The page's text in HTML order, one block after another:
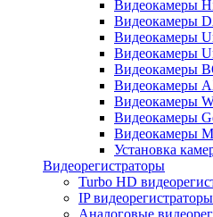
Видеокамеры
Видеокамеры
Видеокамеры
Видеокамеры
Видеокамеры
Видеокамеры
Видеокамеры
Видеокамеры
Видеокамеры
Установка
Видеорегистраторы
Turbo HD
IP видеорегистраторы
Аналоговые